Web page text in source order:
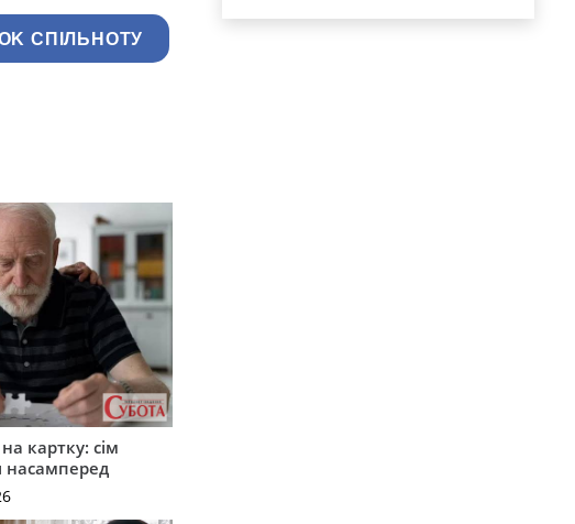
СПІЛЬНОТУ
картку: сім
насамперед